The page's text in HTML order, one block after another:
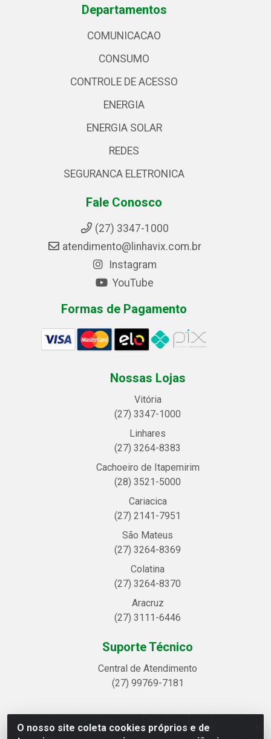
O nosso site coleta cookies próprios e de
Departamentos
COMUNICACAO
CONSUMO
CONTROLE DE ACESSO
ENERGIA
ENERGIA SOLAR
REDES
SEGURANCA ELETRONICA
Fale Conosco
(27) 3347-1000
atendimento@linhavix.com.br
Instagram
YouTube
Formas de Pagamento
Nossas Lojas
Vitória
(27) 3347-1000
Linhares
(27) 3264-8383
Cachoeiro de Itapemirim
(28) 3521-5000
Cariacica
(27) 2141-7951
São Mateus
(27) 3264-8369
Colatina
(27) 3264-8370
Aracruz
(27) 3111-6446
Suporte Técnico
Central de Atendimento
(27) 99769-7181
Linhavix Distribuidora LTDA - Avenida Alegre, 2521 -